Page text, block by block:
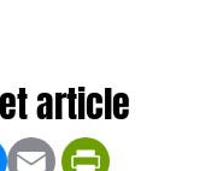
Messenger
Email